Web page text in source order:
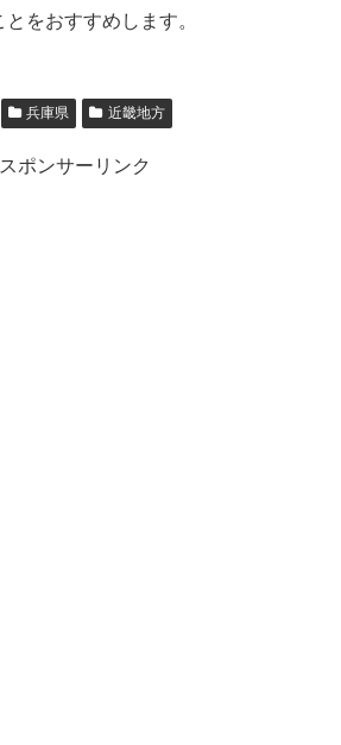
をおすすめします。
兵庫県 近畿地方
スポンサーリンク